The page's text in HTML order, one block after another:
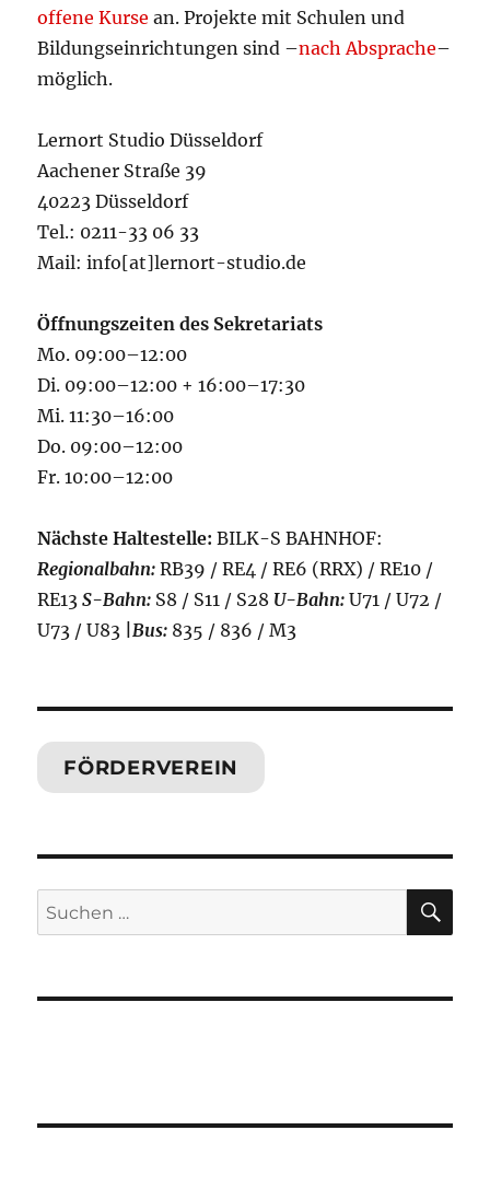
offene Kurse an. Projekte mit Schulen und
Bildungseinrichtungen sind –nach Absprache–
möglich.
Lernort Studio Düsseldorf
Aachener Straße 39
40223 Düsseldorf
Tel.: 0211-33 06 33
Mail: info[at]lernort-studio.de
Öffnungszeiten des Sekretariats
Mo. 09:00–12:00
Di. 09:00–12:00 + 16:00–17:30
Mi. 11:30–16:00
Do. 09:00–12:00
Fr. 10:00–12:00
Nächste Haltestelle: BILK-S BAHNHOF:
Regionalbahn: RB39 / RE4 / RE6 (RRX) / RE10 /
RE13S-Bahn: S8 / S11 / S28 U-Bahn: U71 / U72 /
U73 / U83 |Bus: 835 / 836 / M3
FÖRDERVEREIN
Suchen
nach: